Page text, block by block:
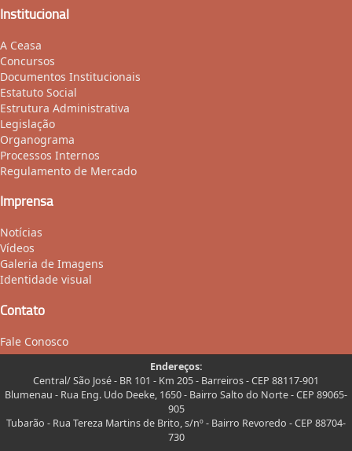
Institucional
A Ceasa
Concursos
Documentos Institucionais
Estatuto Social
Estrutura Administrativa
Legislação
Organograma
Processos Internos
Regulamento de Mercado
Imprensa
Notícias
Vídeos
Galeria de Imagens
Identidade visual
Contato
Fale Conosco
Endereços:
Central/ São José - BR 101 - Km 205 - Barreiros - CEP 88117-901
Blumenau - Rua Eng. Udo Deeke, 1650 - Bairro Salto do Norte - CEP 89065-
905
Tubarão - Rua Tereza Martins de Brito, s/nº - Bairro Revoredo - CEP 88704-
730